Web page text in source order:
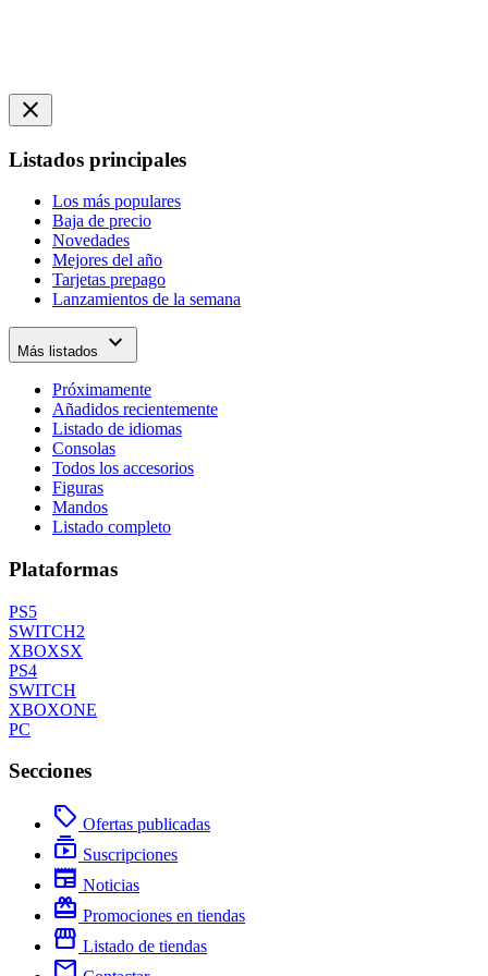
close
Listados principales
Los más populares
Baja de precio
Novedades
Mejores del año
Tarjetas prepago
Lanzamientos de la semana
Más listados expand_more
Próximamente
Añadidos recientemente
Listado de idiomas
Consolas
Todos los accesorios
Figuras
Mandos
Listado completo
Plataformas
PS5
SWITCH2
XBOXSX
PS4
SWITCH
XBOXONE
PC
Secciones
local_offer Ofertas publicadas
subscriptions Suscripciones
newspaper Noticias
redeem Promociones en tiendas
storefront Listado de tiendas
mail